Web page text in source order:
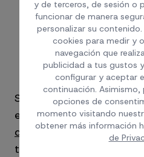
matrimonial, al
que se cumplan
otras, que aquellos
solicitante/
Si estás interesado en
este régimen especial
departamento fiscaly te
todos los trámites
y de terceros, de sesión o
funcionar de manera
personalizar su
cookies para medir y
navegación que
publicidad a tus gustos
configurar y aceptar
continuación.
opciones de
momento visitando
obtener más información
de